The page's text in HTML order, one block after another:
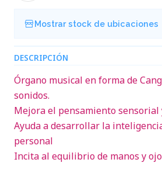
Mostrar stock de ubicaciones
DESCRIPCIÓN
Órgano musical en forma de
sonidos.
Mejora el pensamiento sensorial
Ayuda a desarrollar la
personal
Incita al equilibrio de manos y